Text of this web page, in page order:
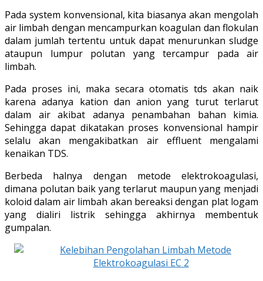
Pada system konvensional, kita biasanya akan mengolah
air limbah dengan mencampurkan koagulan dan flokulan
dalam jumlah tertentu untuk dapat menurunkan sludge
ataupun lumpur polutan yang tercampur pada air
limbah.
Pada proses ini, maka secara otomatis tds akan naik
karena adanya kation dan anion yang turut terlarut
dalam air akibat adanya penambahan bahan kimia.
Sehingga dapat dikatakan proses konvensional hampir
selalu akan mengakibatkan air effluent mengalami
kenaikan TDS.
Berbeda halnya dengan metode elektrokoagulasi,
dimana polutan baik yang terlarut maupun yang menjadi
koloid dalam air limbah akan bereaksi dengan plat logam
yang dialiri listrik sehingga akhirnya membentuk
gumpalan.